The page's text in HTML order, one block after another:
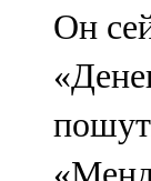
Он